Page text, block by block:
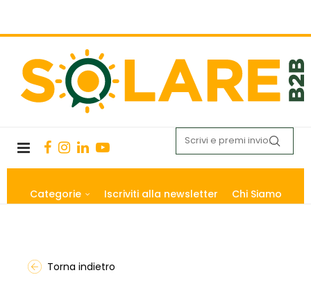
Categorie Iscriviti alla newsletter Chi Siamo
Torna indietro